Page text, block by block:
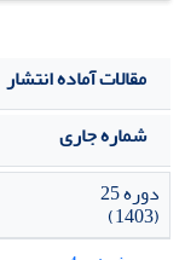
مقالات آماده انتشار
شماره جاری
دوره 25
(1403)